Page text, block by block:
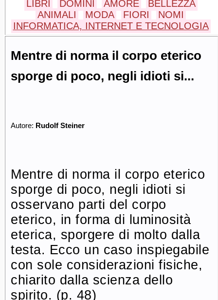
LIBRI
DOMINI AMORE
BELLEZZA
ANIMALI
MODA FIORI
NOMI
INFORMATICA, INTERNET E TECNOLOGIA
Mentre di norma il corpo eterico
sporge di poco, negli idioti si...
Autore: Rudolf Steiner
Mentre di norma il corpo eterico
sporge di poco, negli idioti si
osservano parti del corpo
eterico, in forma di luminosità
eterica, sporgere di molto dalla
testa. Ecco un caso inspiegabile
con sole considerazioni fisiche,
chiarito dalla scienza dello
spirito. (p. 48)